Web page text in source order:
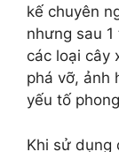
kế chuyên
nhưng sau
các loại cây
phá vỡ, ảnh
yếu tố
Khi sử dụng